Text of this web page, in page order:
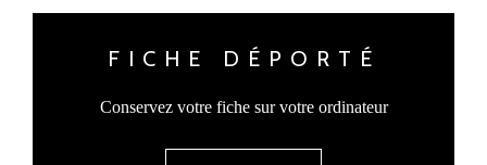
FICHE DÉPORTÉ
Conservez votre fiche sur votre ordinateur